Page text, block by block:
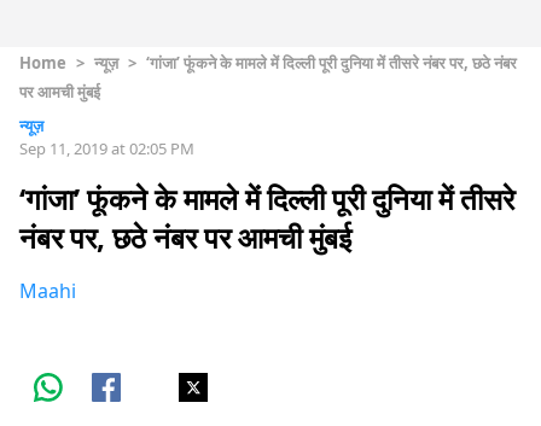
Home > न्यूज़ > ‘गांजा’ फूंकने के मामले में दिल्ली पूरी दुनिया में तीसरे नंबर पर, छठे नंबर
पर आमची मुंबई
न्यूज़
Sep 11, 2019 at 02:05 PM
‘गांजा’ फूंकने के मामले में दिल्ली पूरी दुनिया में तीसरे
नंबर पर, छठे नंबर पर आमची मुंबई
Maahi